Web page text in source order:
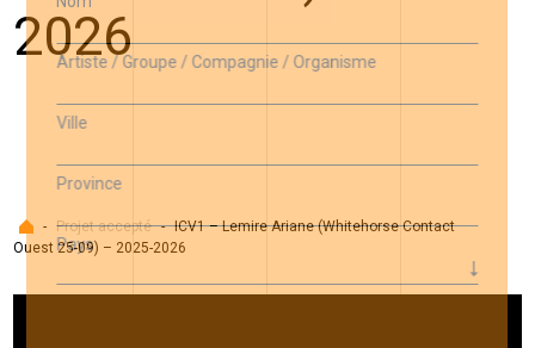
2026
Accueil
- Projet accepté - ICV1 – Lemire Ariane (Whitehorse Contact
Ouest 25-09) – 2025-2026
Artiste / Groupe / Compagnie / Organisme
Ville
Province
Pays